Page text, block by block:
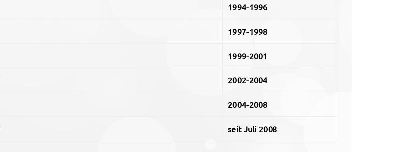
1994-1996
1997-1998
1999-2001
2002-2004
2004-2008
seit Juli 2008